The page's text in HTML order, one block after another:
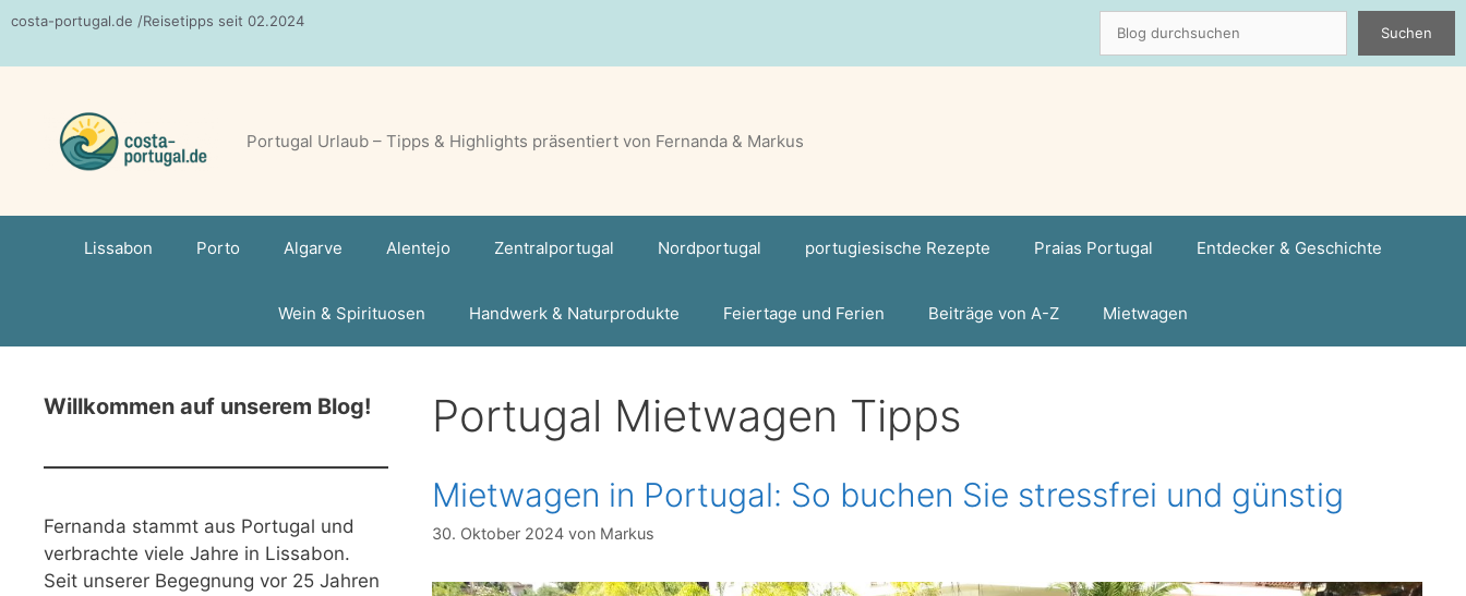
Zum
springen
costa-portugal.de /Reisetipps seit 02.2024
Suchen
Portugal Urlaub – Tipps & Highlights präsentiert von Fernanda & Markus
Lissabon Porto Algarve Alentejo Zentralportugal Nordportugal portugiesische Rezepte Praias Portugal Entdecker & Geschichte
Wein & Spirituosen Handwerk & Naturprodukte Feiertage und Ferien Beiträge von A-Z Mietwagen
Portugal Mietwagen Tipps
Mietwagen in Portugal: So buchen Sie stressfrei und günstig
30. Oktober 2024 von Markus
Willkommen auf unserem Blog!
Fernanda stammt aus Portugal und
verbrachte viele Jahre in Lissabon.
Seit unserer Begegnung vor 25 Jahren